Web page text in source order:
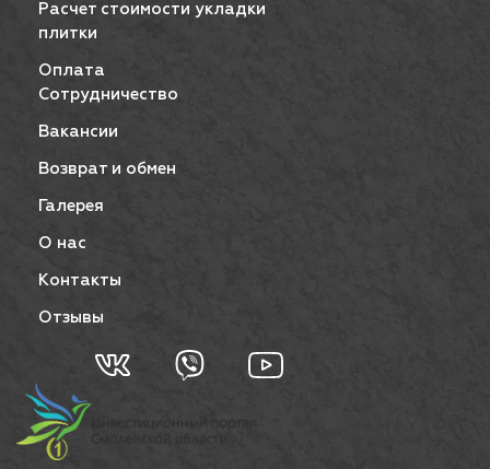
Расчет стоимости укладки
плитки
Оплата
Сотрудничество
Вакансии
Возврат и обмен
Галерея
О нас
Контакты
Отзывы